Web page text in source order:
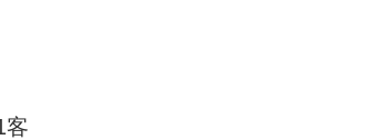
客